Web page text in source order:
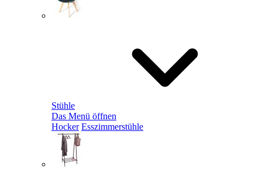
Stühle
Das Menü öffnen
Hocker Esszimmerstühle